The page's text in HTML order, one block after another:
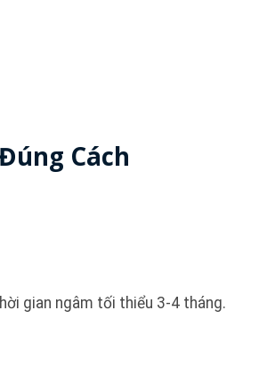
Cách
gian ngâm tối thiểu 3-4 tháng.